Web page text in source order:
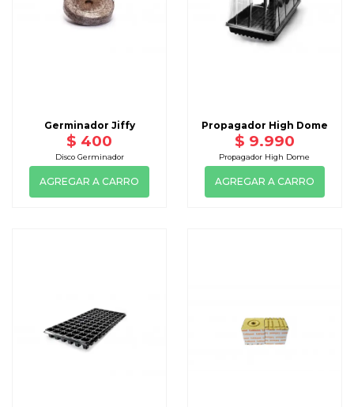
Germinador Jiffy
$ 400
Disco Germinador
AGREGAR A CARRO
Propagador High Dome
$ 9.990
Propagador High Dome
AGREGAR A CARRO